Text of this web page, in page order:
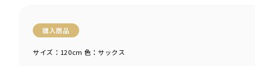
購入商品
サイズ：120cm 色：サックス